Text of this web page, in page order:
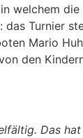
welchem die
das Turnier
Mario
den
Das